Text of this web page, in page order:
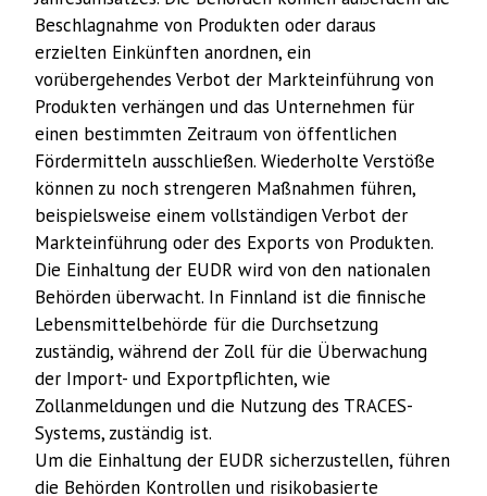
Beschlagnahme von Produkten oder daraus
erzielten Einkünften anordnen, ein
vorübergehendes Verbot der Markteinführung von
Produkten verhängen und das Unternehmen für
einen bestimmten Zeitraum von öffentlichen
Fördermitteln ausschließen. Wiederholte Verstöße
können zu noch strengeren Maßnahmen führen,
beispielsweise einem vollständigen Verbot der
Markteinführung oder des Exports von Produkten.
Die Einhaltung der EUDR wird von den nationalen
Behörden überwacht. In Finnland ist die finnische
Lebensmittelbehörde für die Durchsetzung
zuständig, während der Zoll für die Überwachung
der Import- und Exportpflichten, wie
Zollanmeldungen und die Nutzung des TRACES-
Systems, zuständig ist.
Um die Einhaltung der EUDR sicherzustellen, führen
die Behörden Kontrollen und risikobasierte